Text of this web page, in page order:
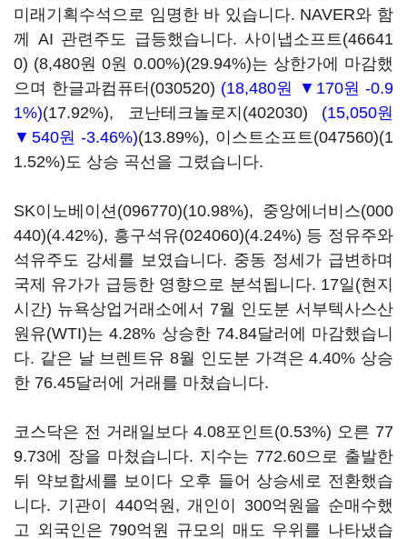
미래기획수석으로 임명한 바 있습니다. NAVER와 함
께 AI 관련주도 급등했습니다. 사이냅소프트(46641
0) (8,480원 0원 0.00%)(29.94%)는 상한가에 마감했
으며 한글과컴퓨터(030520) (18,480원 ▼170원 -0.9
1%)(17.92%), 코난테크놀로지(402030) (15,050원
▼540원 -3.46%)(13.89%), 이스트소프트(047560)(1
1.52%)도 상승 곡선을 그렸습니다.
SK이노베이션(096770)(10.98%), 중앙에너비스(000
440)(4.42%), 흥구석유(024060)(4.24%) 등 정유주와
석유주도 강세를 보였습니다. 중동 정세가 급변하며
국제 유가가 급등한 영향으로 분석됩니다. 17일(현지
시간) 뉴욕상업거래소에서 7월 인도분 서부텍사스산
원유(WTI)는 4.28% 상승한 74.84달러에 마감했습니
다. 같은 날 브렌트유 8월 인도분 가격은 4.40% 상승
한 76.45달러에 거래를 마쳤습니다.
코스닥은 전 거래일보다 4.08포인트(0.53%) 오른 77
9.73에 장을 마쳤습니다. 지수는 772.60으로 출발한
뒤 약보합세를 보이다 오후 들어 상승세로 전환했습
니다. 기관이 440억원, 개인이 300억원을 순매수했
고 외국인은 790억원 규모의 매도 우위를 나타냈습